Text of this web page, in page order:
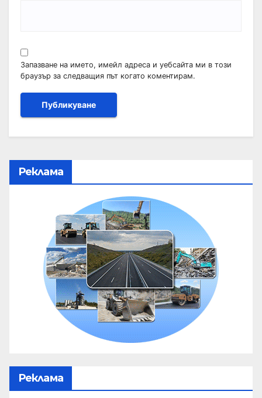
Запазване на името, имейл адреса и уебсайта ми в този
браузър за следващия път когато коментирам.
Реклама
Реклама